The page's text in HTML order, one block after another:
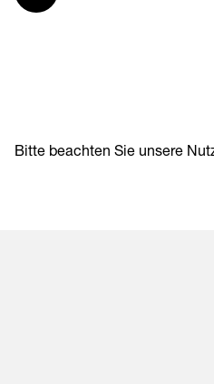
Bitte beachten Sie unsere